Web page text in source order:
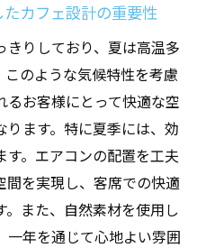
空調設備の基礎知識と
与える快適さへの影響
構成要素とその役割
設計ポイント
空調設備の最新トレン
カフェ設計の重要性
りしており、夏は高温多
のような気候特性を考慮
るお客様にとって快適な空
ます。特に夏季には、効
。エアコンの配置を工夫
間を実現し、客席での快適
また、自然素材を使用し
一年を通じて心地よい雰囲